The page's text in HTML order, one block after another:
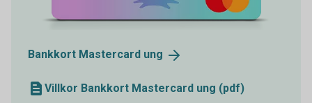
Bankkort Mastercard ung
Villkor Bankkort Mastercard ung (pdf)